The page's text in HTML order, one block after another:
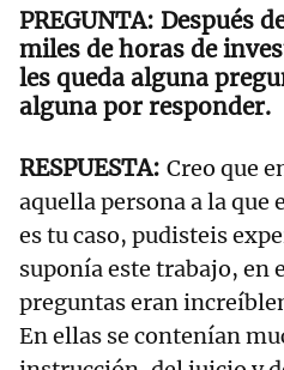
Después
miles de horas de
les queda alguna
alguna por responder.
Creo que
aquella persona a la
es tu caso, pudisteis
suponía este trabajo, en
preguntas eran
En ellas se contenían